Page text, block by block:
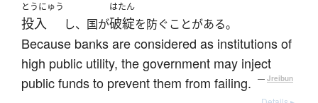
とうにゅう
投入 し、国が
はたん
破綻を防ぐことがある。
Because banks are considered as institutions of
high public utility, the government may inject
public funds to prevent them from failing.
— Jreibun